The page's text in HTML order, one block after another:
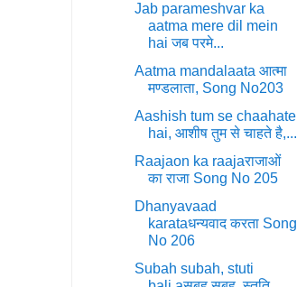
Jab parameshvar ka
aatma mere dil mein
hai जब परमे...
Aatma mandalaata आत्मा
मण्डलाता, Song No203
Aashish tum se chaahate
hai, आशीष तुम से चाहते है,...
Raajaon ka raajaराजाओं
का राजा Song No 205
Dhanyavaad
karataधन्यवाद करता Song
No 206
Subah subah, stuti